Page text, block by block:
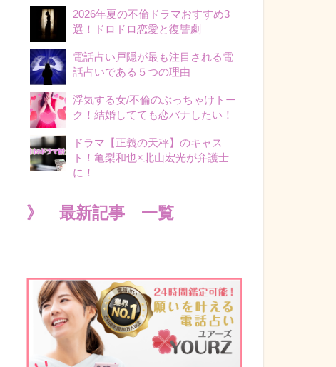
2026年夏の不倫ドラマおすすめ3
選！ドロドロ恋愛と復讐劇
電話占い戸隠が最も注目される電
話占いである５つの理由
浮気する女/不倫のぶっちゃけトー
ク！結婚してても恋バナしたい！
ドラマ【正義の天秤】のキャス
ト！亀梨和也×北山宏光が弁護士
に！
》 最新記事 一覧